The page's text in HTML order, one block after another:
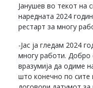
Јанушев во текот на
наредната 2024
рестарт за многу
-Јас ја гледам 2024
многу работи. Добро
вразумија да одиме
што конечно по сите